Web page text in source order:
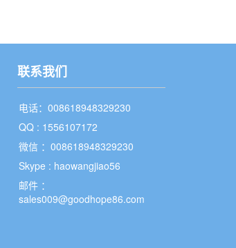
联系我们
电话：008618948329230
QQ : 1556107172
微信 ：008618948329230
Skype : haowangjiao56
邮件 ：
sales009@goodhope86.com